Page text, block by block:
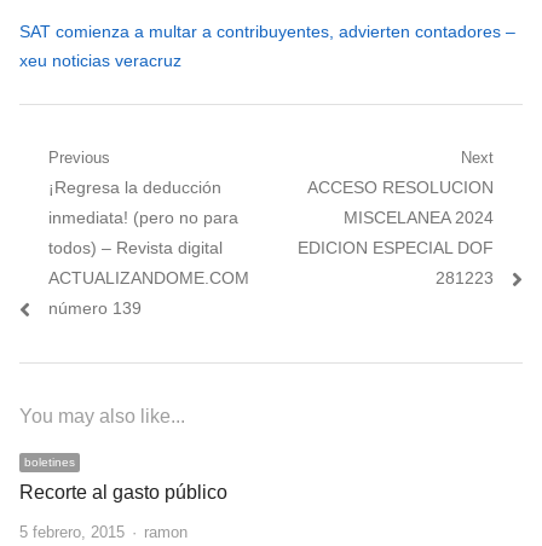
SAT comienza a multar a contribuyentes, advierten contadores –
xeu noticias veracruz
Navegación
entradas
Previous
Previous
post:
¡Regresa la deducción
inmediata! (pero no para
todos) – Revista digital
ACTUALIZANDOME.COM
número 139
Next
Next
ACCESO RESOLUCION
MISCELANEA 2024
EDICION ESPECIAL DOF
281223
You may also like...
boletines
Recorte al gasto público
5 febrero, 2015 Author
ramon